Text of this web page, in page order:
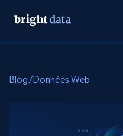
Blog/Données Web